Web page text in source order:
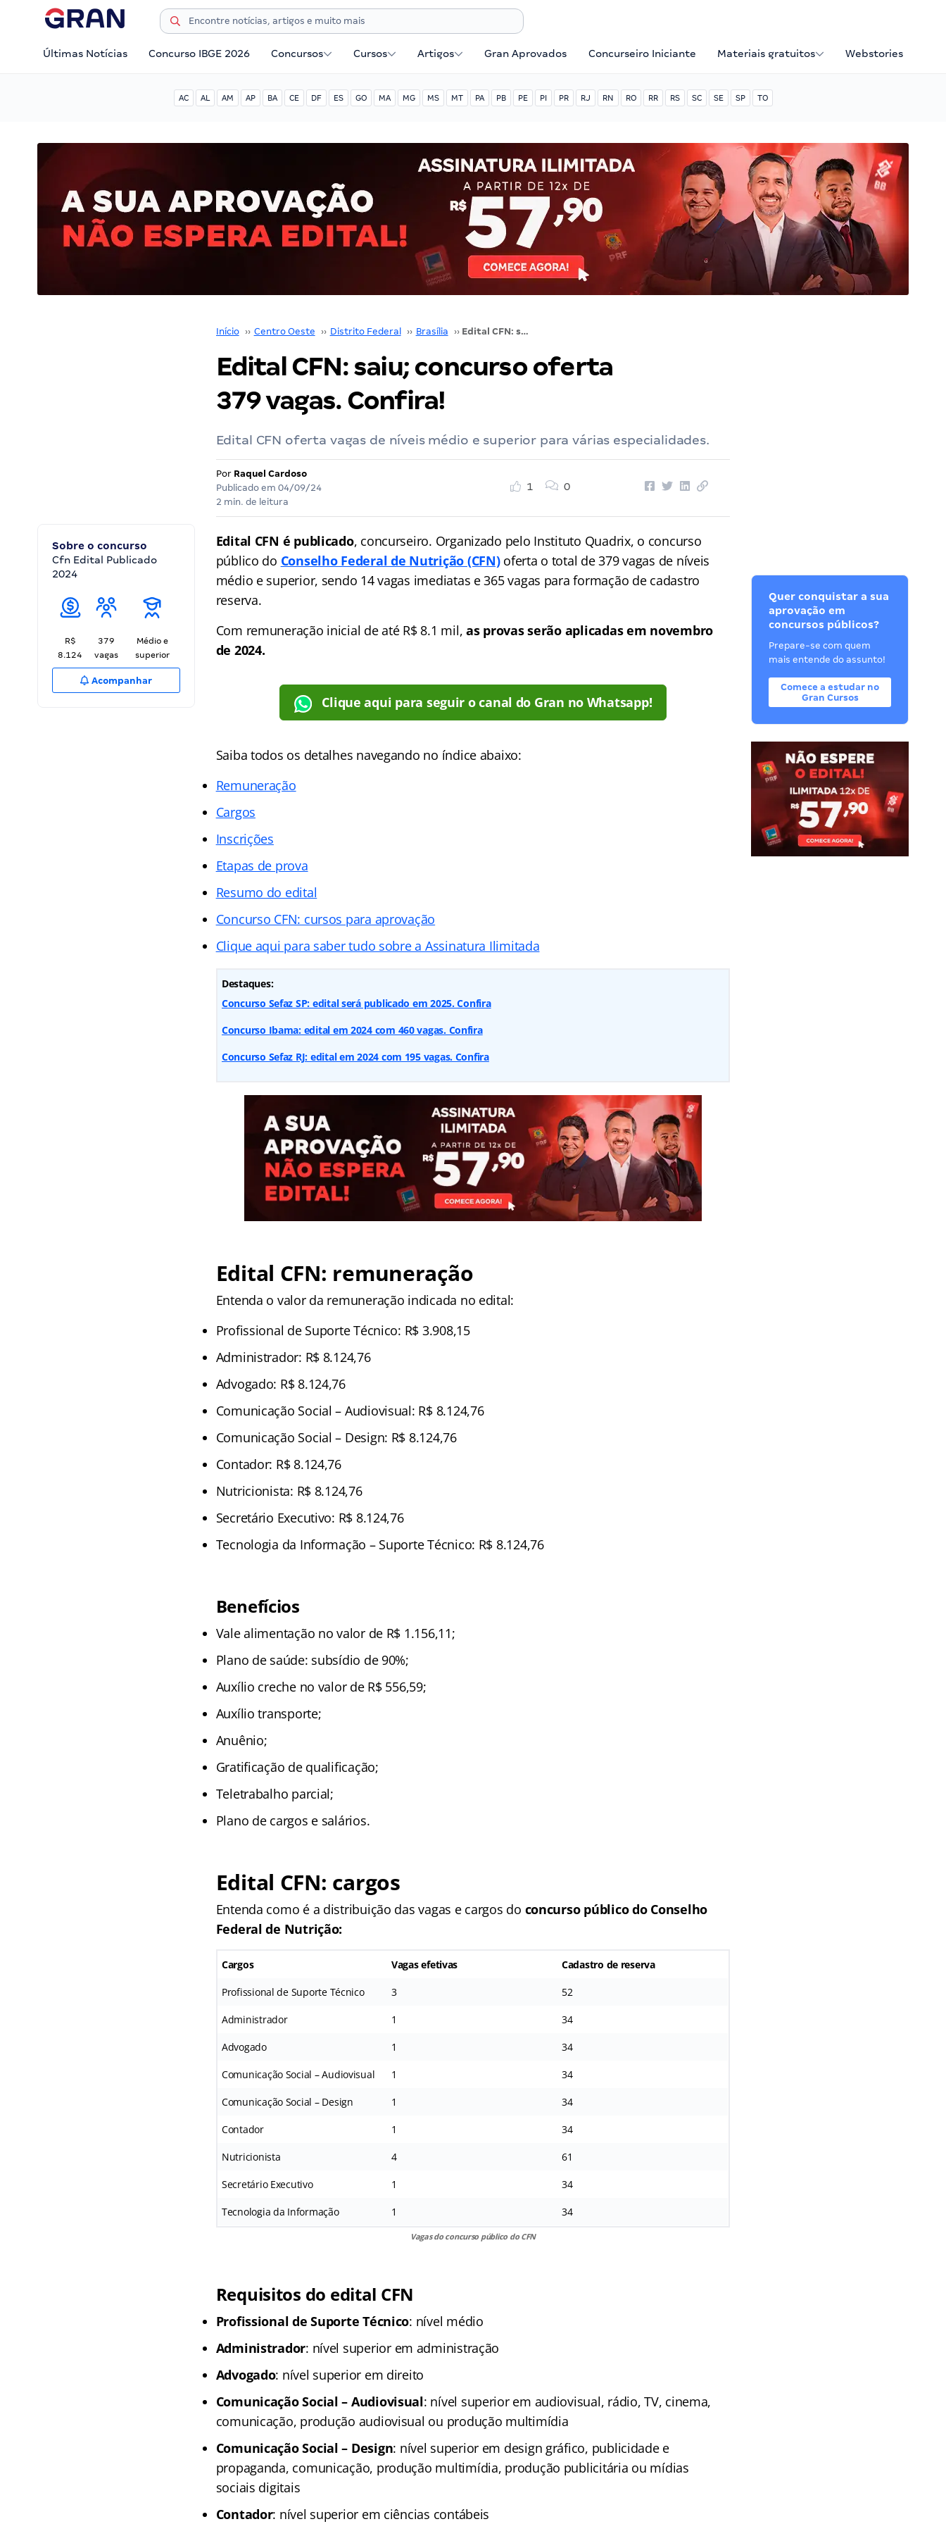
Últimas Notícias Concurso IBGE 2026 Concursos Cursos Artigos Gran Aprovados Concurseiro Iniciante Materiais gratuitos Webstories
AC AL AM AP BA CE DF ES GO MA MG MS MT PA PB PE PI PR RJ RN RO RR RS SC SE SP TO
Início ›› Centro Oeste ›› Distrito Federal ›› Brasília ›› Edital CFN: saiu; concurso oferta 379 vagas. Confira!
Edital CFN: saiu; concurso oferta
379 vagas. Confira!
Edital CFN oferta vagas de níveis médio e superior para várias especialidades.
Por Raquel Cardoso
Publicado em 04/09/24
2 min. de leitura
1 0
Sobre o concurso
Cfn Edital Publicado
2024
R$
8.124
379
vagas
Médio e
superior
Acompanhar
Edital CFN é publicado, concurseiro. Organizado pelo Instituto Quadrix, o concurso
público do Conselho Federal de Nutrição (CFN)oferta o total de 379 vagas de níveis
médio e superior, sendo 14 vagas imediatas e 365 vagas para formação de cadastro
reserva.
Com remuneração inicial de até R$ 8.1 mil, as provas serão aplicadas em novembro
de 2024.
Clique aqui para seguir o canal do Gran no Whatsapp!
Saiba todos os detalhes navegando no índice abaixo:
Remuneração
Cargos
Inscrições
Etapas de prova
Resumo do edital
Concurso CFN: cursos para aprovação
Clique aqui para saber tudo sobre a Assinatura Ilimitada
Destaques:
Concurso Sefaz SP: edital será publicado em 2025. Confira
Concurso Ibama: edital em 2024 com 460 vagas. Confira
Concurso Sefaz RJ: edital em 2024 com 195 vagas. Confira
Edital CFN: remuneração
Entenda o valor da remuneração indicada no edital:
Profissional de Suporte Técnico: R$ 3.908,15
Administrador: R$ 8.124,76
Advogado: R$ 8.124,76
Comunicação Social – Audiovisual: R$ 8.124,76
Comunicação Social – Design: R$ 8.124,76
Contador: R$ 8.124,76
Nutricionista: R$ 8.124,76
Secretário Executivo: R$ 8.124,76
Tecnologia da Informação – Suporte Técnico: R$ 8.124,76
Benefícios
Vale alimentação no valor de R$ 1.156,11;
Plano de saúde: subsídio de 90%;
Auxílio creche no valor de R$ 556,59;
Auxílio transporte;
Anuênio;
Gratificação de qualificação;
Teletrabalho parcial;
Plano de cargos e salários.
Edital CFN: cargos
Entenda como é a distribuição das vagas e cargos do concurso público do Conselho
Federal de Nutrição:
Cargos Vagas efetivas Cadastro de reserva
Profissional de Suporte Técnico 3 52
Administrador 1 34
Advogado 1 34
Comunicação Social – Audiovisual 1 34
Comunicação Social – Design 1 34
Contador 1 34
Nutricionista 4 61
Secretário Executivo 1 34
Tecnologia da Informação 1 34
Vagas do concurso público do CFN
Requisitos do edital CFN
Profissional de Suporte Técnico: nível médio
Administrador: nível superior em administração
Advogado: nível superior em direito
Comunicação Social – Audiovisual: nível superior em audiovisual, rádio, TV, cinema,
comunicação, produção audiovisual ou produção multimídia
Comunicação Social – Design: nível superior em design gráfico, publicidade e
propaganda, comunicação, produção multimídia, produção publicitária ou mídias
sociais digitais
Contador: nível superior em ciências contábeis
Quer conquistar a sua
aprovação em
concursos públicos?
Prepare-se com quem
mais entende do assunto!
Comece a estudar no
Gran Cursos